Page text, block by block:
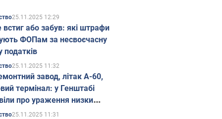
25.11.2025 12:29
встиг або забув: які штрафи
ФОПам за несвоєчасну
податків
25.11.2025 11:32
завод, літак А-60,
термінал: у Генштабі
про ураження низки
об'єктів Росії
25.11.2025 11:31